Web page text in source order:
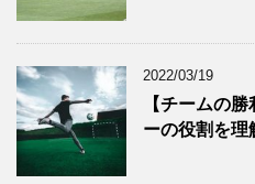
2022/03/19
【チームの
ーの役割を理